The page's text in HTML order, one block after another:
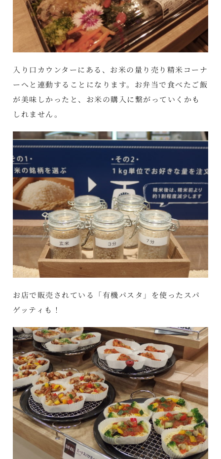
入り口カウンターにある、お米の量り売り精米コーナ
ーへと連動することになります。お弁当で食べたご飯
が美味しかったと、お米の購入に繋がっていくかも
しれません。
お店で販売されている「有機パスタ」を使ったスパ
ゲッティも！